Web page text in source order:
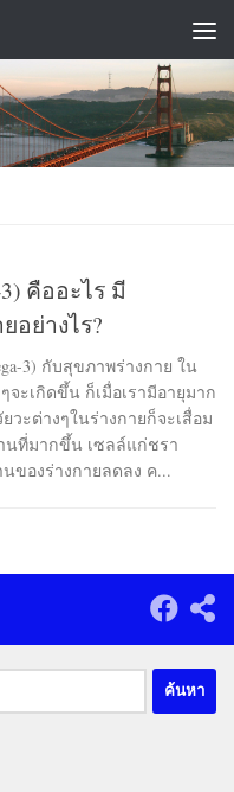
คืออะไร มี
อย่างไร?
กับสุขภาพร่างกาย ใน
จะเกิดขึ้น ก็เมื่อเรามีอายุมาก
วะต่างๆในร่างกายก็จะเสื่อม
นที่มากขึ้น เซลล์แก่ชรา
ของร่างกายลดลง ค...